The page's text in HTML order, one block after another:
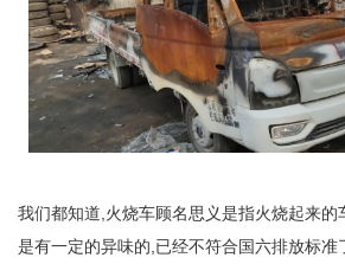
我们都知道,火烧车顾名思义是指火烧起来的
是有一定的异味的,已经不符合国六排放标准